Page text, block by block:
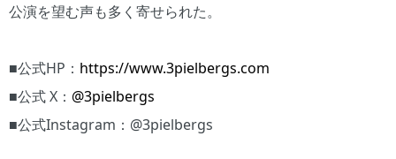
公演を望む声も多く寄せられた。
■公式HP： https://www.3pielbergs.com
■公式 X： @3pielbergs
■公式Instagram：@3pielbergs